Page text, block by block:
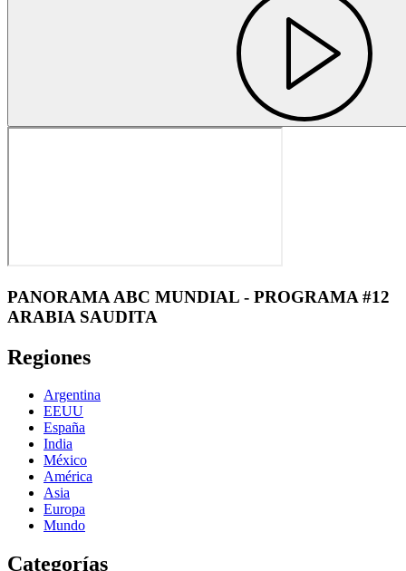
PANORAMA ABC MUNDIAL - PROGRAMA #12
ARABIA SAUDITA
Regiones
Argentina
EEUU
España
India
México
América
Asia
Europa
Mundo
Categorías